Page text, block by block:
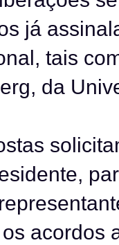
já
tais
da
acordos